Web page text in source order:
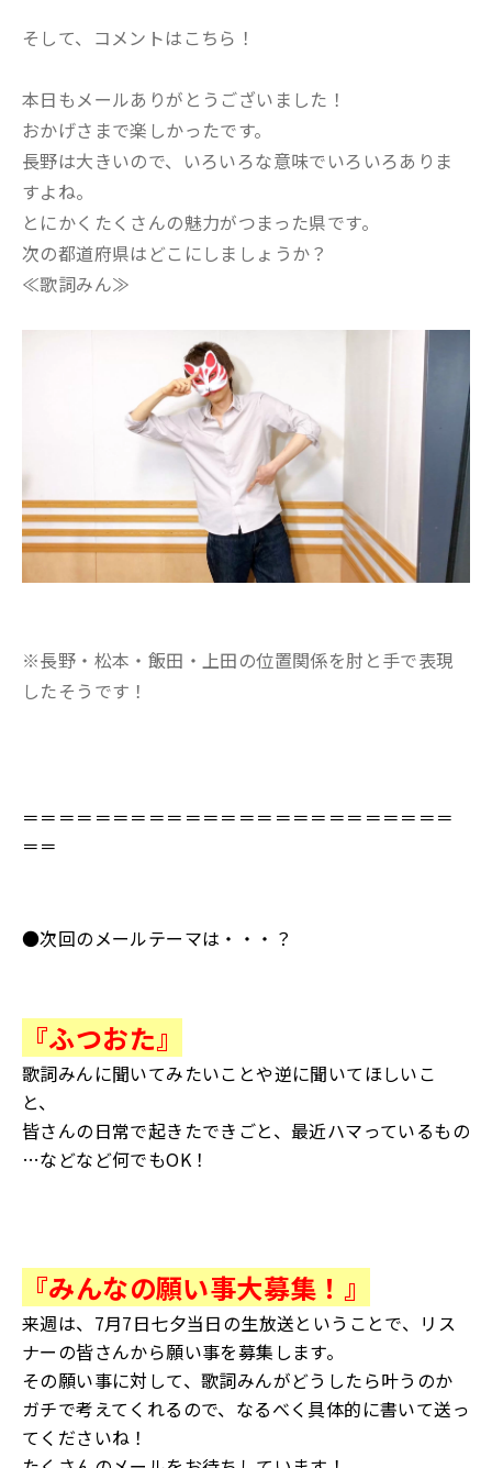
そして、コメントはこちら！
本日もメールありがとうございました！
おかげさまで楽しかったです。
長野は大きいので、いろいろな意味でいろいろありま
すよね。
とにかくたくさんの魅力がつまった県です。
次の都道府県はどこにしましょうか？
≪歌詞みん≫
※長野・松本・飯田・上田の位置関係を肘と手で表現
したそうです！
＝＝＝＝＝＝＝＝＝＝＝＝＝＝＝＝＝＝＝＝＝＝＝＝
＝＝
●次回のメールテーマは・・・？
『ふつおた』
歌詞みんに聞いてみたいことや逆に聞いてほしいこ
と、
皆さんの日常で起きたできごと、最近ハマっているもの
…などなど何でもOK！
『みんなの願い事大募集！』
来週は、7月7日七夕当日の生放送ということで、リス
ナーの皆さんから願い事を募集します。
その願い事に対して、歌詞みんがどうしたら叶うのか
ガチで考えてくれるので、なるべく具体的に書いて送っ
てくださいね！